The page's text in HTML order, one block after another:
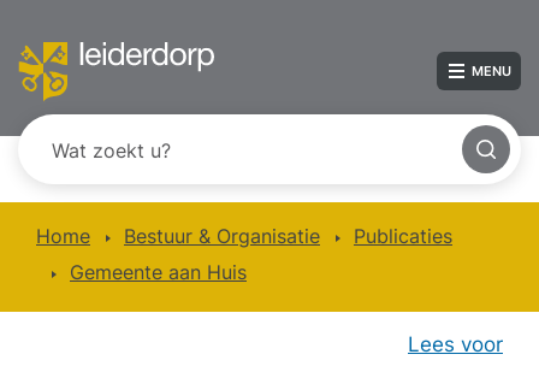
MENU
Home Bestuur & Organisatie
Publicaties
Gemeente aan Huis
Lees voor